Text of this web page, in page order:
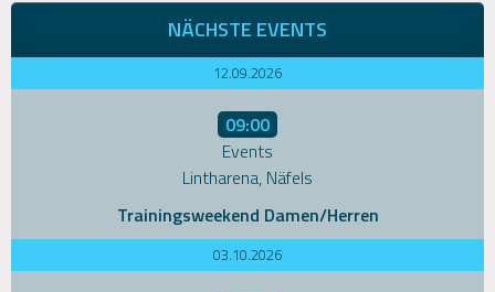
NÄCHSTE EVENTS
12.09.2026
09:00
Events
Lintharena, Näfels
Trainingsweekend Damen/Herren
03.10.2026